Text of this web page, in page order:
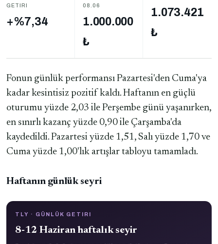
GETIRI
+%7,34
08.06
1.000.000
₺
1.073.421
₺
Fonun günlük performansı Pazartesi'den Cuma'ya
kadar kesintisiz pozitif kaldı. Haftanın en güçlü
oturumu yüzde 2,03 ile Perşembe günü yaşanırken,
en sınırlı kazanç yüzde 0,90 ile Çarşamba'da
kaydedildi. Pazartesi yüzde 1,51, Salı yüzde 1,70 ve
Cuma yüzde 1,00'lık artışlar tabloyu tamamladı.
Haftanın günlük seyri
TLY · GÜNLÜK GETIRI
8-12 Haziran haftalık seyir